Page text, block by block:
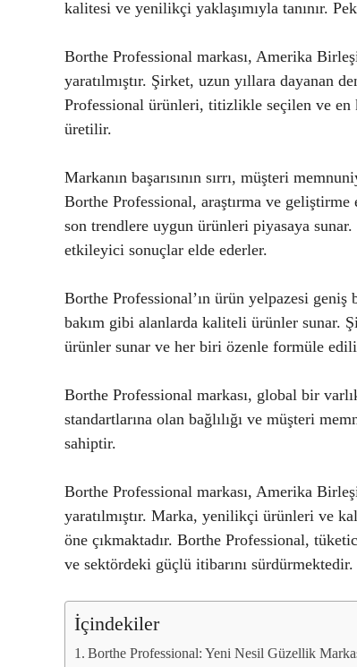
kalitesi ve yenilikçi yaklaşımıyla tanınır.
Borthe Professional markası, Amerika
yaratılmıştır. Şirket, uzun yıllara dayanan
Professional ürünleri, titizlikle seçilen ve
üretilir.
Markanın başarısının sırrı, müşteri
Borthe Professional, araştırma ve
son trendlere uygun ürünleri piyasaya
etkileyici sonuçlar elde ederler.
Borthe Professional’ın ürün yelpazesi
bakım gibi alanlarda kaliteli ürünler sunar.
ürünler sunar ve her biri özenle formüle
Borthe Professional markası, global bir
standartlarına olan bağlılığı ve müşteri
sahiptir.
Borthe Professional markası, Amerika
yaratılmıştır. Marka, yenilikçi ürünleri ve
öne çıkmaktadır. Borthe Professional,
ve sektördeki güçlü itibarını sürdürmektedir.
İçindekiler
Borthe Professional: Yeni Nesil Güzellik